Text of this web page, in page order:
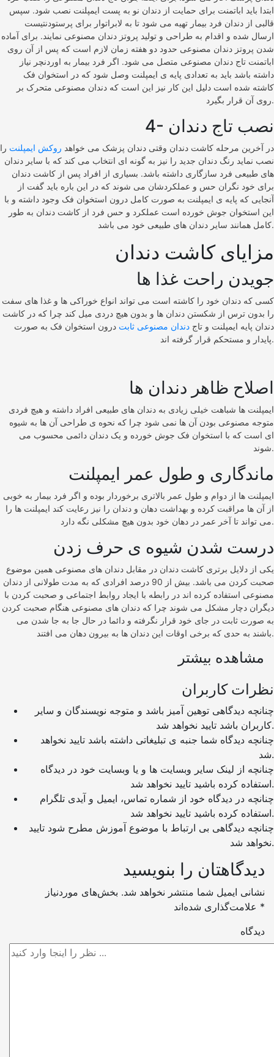
ابتدا باید اباتمنت برای حمایت از دندان نو به پست ایمپلنت نصب شود. سپس
قالبی از دندان فرد بیمار تهیه می شود تا به لابراتوار برای پرستودنتیست
ارسال شده و اقدام به طراحی و تولید پروتز دندان مصنوعی نمایند. برای آماده
شدن پروتز دندان مصنوعی حدود دو هفته زمان لازم است که پس از آن روی
اباتمنت تاج دندان مصنوعی متصل می شود. اگر فرد بیمار به اوردنچر نیاز
داشته باشد باید به تعدادی پایه ی ایمپلنت وصل شود که در استخوان فک
کاشته شده است دلیل این کار نیز این است که دندان مصنوعی متحرک بر
روی آن قرار بگیرد.
4- نصب تاج دندان
در آخرین مرحله کاشت دندان وقتی دندان پزشک می خواهد روکش ایمپلنت را
نصب نماید رنگ دندان جدید را نیز به گونه ای انتخاب می کند که با سایر دندان
های طبیعی فرد سازگاری داشته باشد. بسیاری از افراد پس از کاشت دندان
برای خود نگران حس و عملکردشان می شوند که در این باره باید گفت از
آنجایی که پایه ی ایمپلنت به صورت کامل درون استخوان فک وجود داشته و با
این استخوان جوش خورده است عملکرد و حس فرد از کاشت دندان به طور
کامل همانند سایر دندان های طبیعی خود می باشد.
مزایای کاشت دندان
جویدن راحت غذا ها
کسی که دندان خود را کاشته است می تواند انواع خوراکی ها و غذا های سفت
را بدون ترس از شکستن دندان ها و بدون هیچ دردی میل کند چرا که در کاشت
دندان پایه ایمپلنت و تاج دندان مصنوعی ثابت درون استخوان فک به صورت
پایدار و مستحکم قرار گرفته اند.
اصلاح ظاهر دندان ها
ایمپلنت ها شباهت خیلی زیادی به دندان های طبیعی افراد داشته و هیچ فردی
متوجه مصنوعی بودن آن ها نمی شود چرا که نحوه ی طراحی آن ها به شیوه
ای است که با استخوان فک جوش خورده و یک دندان دائمی محسوب می
شوند.
ماندگاری و طول عمر ایمپلنت
ایمپلنت ها از دوام و طول عمر بالاتری برخوردار بوده و اگر فرد بیمار به خوبی
از آن ها مراقبت کرده و بهداشت دهان و دندان را نیز رعایت کند ایمپلنت ها را
می تواند تا آخر عمر در دهان خود بدون هیچ مشکلی نگه دارد.
درست شدن شیوه ی حرف زدن
یکی از دلایل برتری کاشت دندان در مقابل دندان های مصنوعی همین موضوع
صحبت کردن می باشد. بیش از 90 درصد افرادی که به مدت طولانی از دندان
مصنوعی استفاده کرده اند در رابطه با ایجاد روابط اجتماعی و صحبت کردن با
دیگران دچار مشکل می شوند چرا که دندان های مصنوعی هنگام صحبت کردن
به صورت ثابت در جای خود قرار نگرفته و دائما در حال جا به جا شدن می
باشند به حدی که برخی اوقات این دندان ها به بیرون دهان می افتند.
مشاهده بیشتر
نظرات کاربران
کاربران باشد تایید نخواهد شد.
شد.
استفاده کرده باشید تایید نخواهد شد.
استفاده کرده باشید تایید نخواهد شد.
چنانچه دیدگاهی بی ارتباط با موضوع آموزش مطرح شود تایید
نخواهد شد.
دیدگاهتان را بنویسید
نشانی ایمیل شما منتشر نخواهد شد. بخش‌های موردنیاز
*
دیدگاه